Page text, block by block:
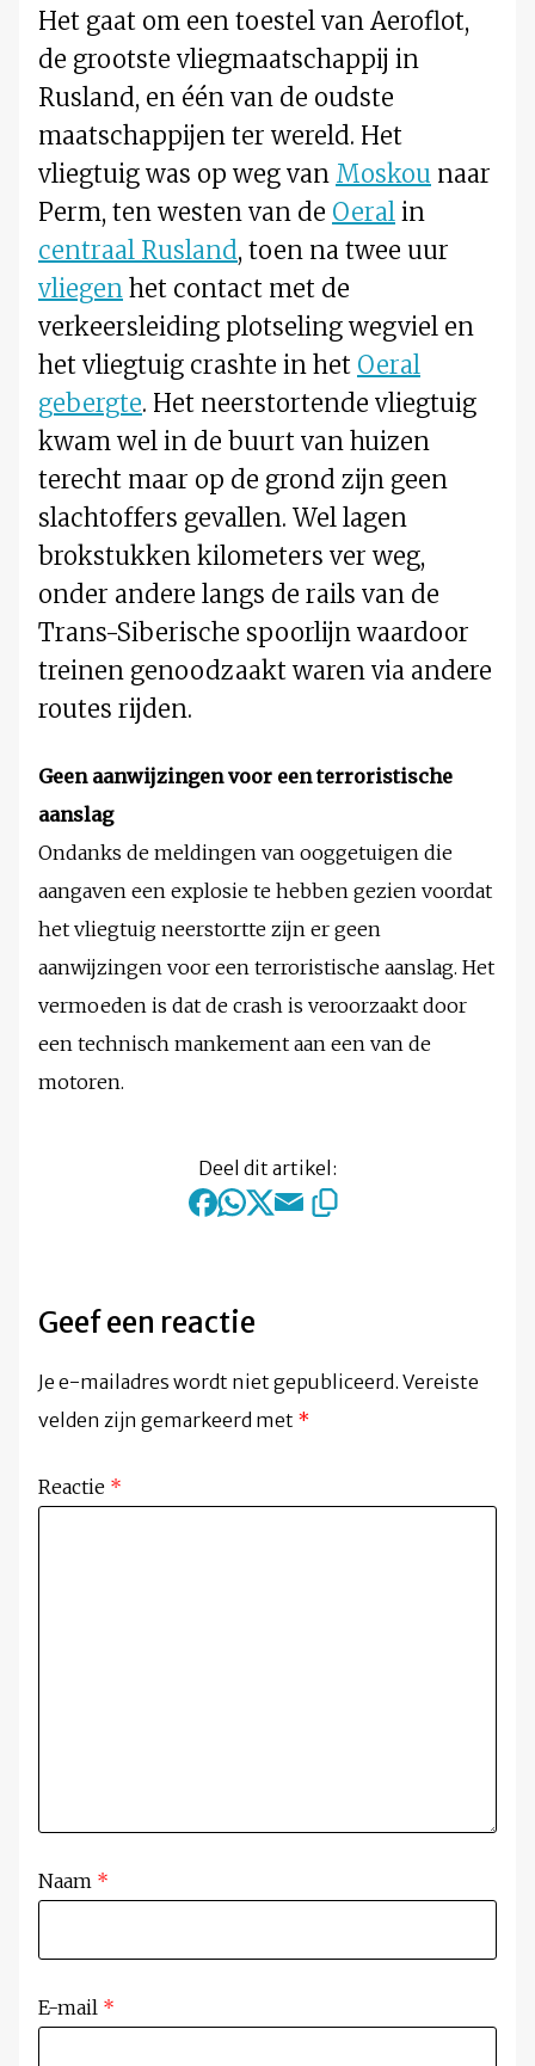
Het gaat om een toestel van Aeroflot,
de grootste vliegmaatschappij in
Rusland, en één van de oudste
maatschappijen ter wereld. Het
vliegtuig was op weg van Moskou naar
Perm, ten westen van de Oeral in
centraal Rusland, toen na twee uur
vliegen het contact met de
verkeersleiding plotseling wegviel en
het vliegtuig crashte in het Oeral
gebergte. Het neerstortende vliegtuig
kwam wel in de buurt van huizen
terecht maar op de grond zijn geen
slachtoffers gevallen. Wel lagen
brokstukken kilometers ver weg,
onder andere langs de rails van de
Trans-Siberische spoorlijn waardoor
treinen genoodzaakt waren via andere
routes rijden.
Geen aanwijzingen voor een terroristische
aanslag
Ondanks de meldingen van ooggetuigen die
aangaven een explosie te hebben gezien voordat
het vliegtuig neerstortte zijn er geen
aanwijzingen voor een terroristische aanslag. Het
vermoeden is dat de crash is veroorzaakt door
een technisch mankement aan een van de
motoren.
Deel dit artikel:
Geef een reactie
Je e-mailadres wordt niet gepubliceerd. Vereiste
velden zijn gemarkeerd met *
Reactie *
Naam *
E-mail *